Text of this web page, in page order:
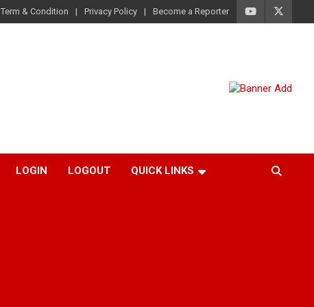
Term & Condition Privacy Policy Become a Reporter
LOGIN LOGOUT QUICK LINKS